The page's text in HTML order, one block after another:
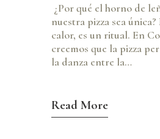
¿Por qué el horno de
nuestra pizza sea
calor, es un ritual. En
creemos que la pizza
la danza entre la…
Read More